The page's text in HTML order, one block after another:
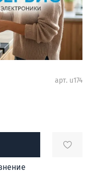
арт. u174